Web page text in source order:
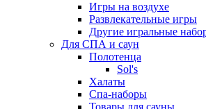
Игры на воздухе
Развлекательные игры
Другие игральные
Для СПА и саун
Полотенца
Sol's
Халаты
Спа-наборы
Товары для сауны